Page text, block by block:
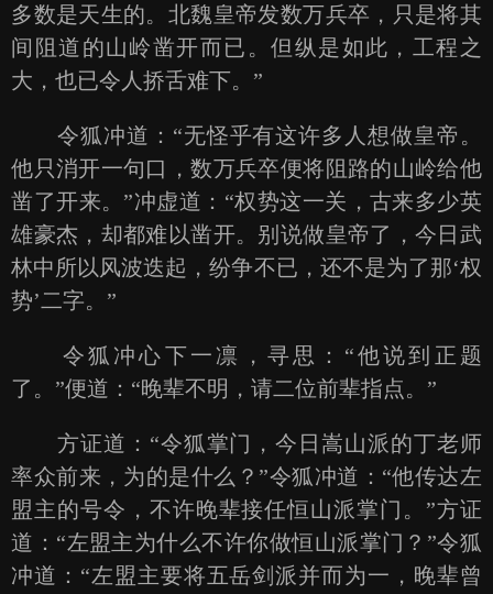
多数是天生的。北魏皇帝发数万兵卒，只是将其
间阻道的山岭凿开而已。但纵是如此，工程之
大，也已令人挢舌难下。”
令狐冲道：“无怪乎有这许多人想做皇帝。
他只消开一句口，数万兵卒便将阻路的山岭给他
凿了开来。”冲虚道：“权势这一关，古来多少英
雄豪杰，却都难以凿开。别说做皇帝了，今日武
林中所以风波迭起，纷争不已，还不是为了那‘权
势’二字。”
令狐冲心下一凛，寻思：“他说到正题
了。”便道：“晚辈不明，请二位前辈指点。”
方证道：“令狐掌门，今日嵩山派的丁老师
率众前来，为的是什么？”令狐冲道：“他传达左
盟主的号令，不许晚辈接任恒山派掌门。”方证
道：“左盟主为什么不许你做恒山派掌门？”令狐
冲道：“左盟主要将五岳剑派并而为一，晚辈曾